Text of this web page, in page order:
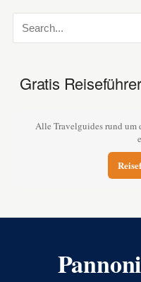
Gratis Reiseführer
Alle Travelguides rund um